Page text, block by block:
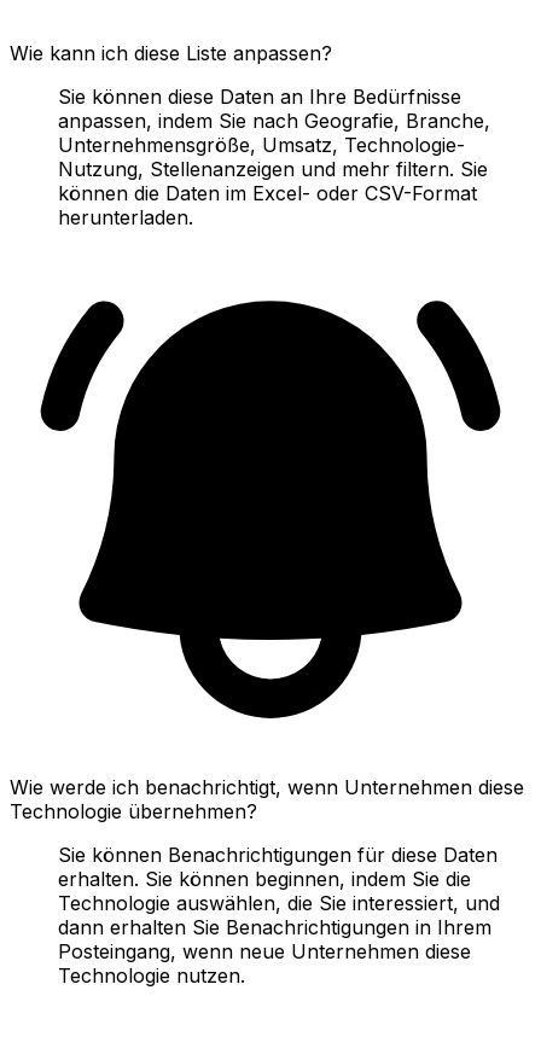
Wie kann ich diese Liste anpassen?
Sie können diese Daten an Ihre Bedürfnisse
anpassen, indem Sie nach Geografie, Branche,
Unternehmensgröße, Umsatz, Technologie-
Nutzung, Stellenanzeigen und mehr filtern. Sie
können die Daten im Excel- oder CSV-Format
herunterladen.
Wie werde ich benachrichtigt, wenn Unternehmen diese
Technologie übernehmen?
Sie können Benachrichtigungen für diese Daten
erhalten. Sie können beginnen, indem Sie die
Technologie auswählen, die Sie interessiert, und
dann erhalten Sie Benachrichtigungen in Ihrem
Posteingang, wenn neue Unternehmen diese
Technologie nutzen.